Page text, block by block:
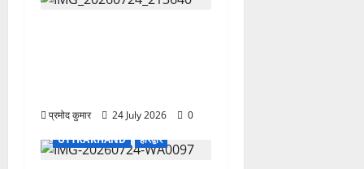
प्रमोद कुमार 24 July 2026
0
UTTRAKHAND
हरिद्वार